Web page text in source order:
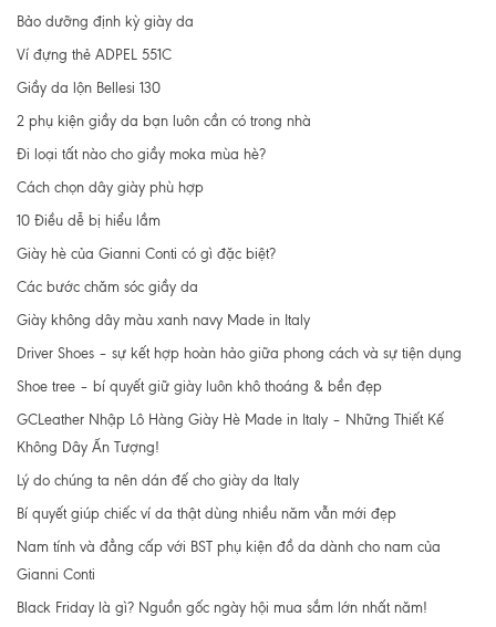
Bảo dưỡng định kỳ giày da
Ví đựng thẻ ADPEL 551C
Giầy da lộn Bellesi 130
2 phụ kiện giầy da bạn luôn cần có trong nhà
Đi loại tất nào cho giầy moka mùa hè?
Cách chọn dây giày phù hợp
10 Điều dễ bị hiểu lầm
Giày hè của Gianni Conti có gì đặc biệt?
Các bước chăm sóc giầy da
Giày không dây màu xanh navy Made in Italy
Driver Shoes – sự kết hợp hoàn hảo giữa phong cách và sự tiện dụng
Shoe tree – bí quyết giữ giày luôn khô thoáng & bền đẹp
GCLeather Nhập Lô Hàng Giày Hè Made in Italy – Những Thiết Kế
Không Dây Ấn Tượng!
Lý do chúng ta nên dán đế cho giày da Italy
Bí quyết giúp chiếc ví da thật dùng nhiều năm vẫn mới đẹp
Nam tính và đẳng cấp với BST phụ kiện đồ da dành cho nam của
Gianni Conti
Black Friday là gì? Nguồn gốc ngày hội mua sắm lớn nhất năm!